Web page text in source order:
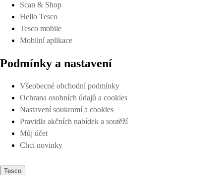
Scan & Shop
Hello Tesco
Tesco mobile
Mobilní aplikace
Podmínky a nastavení
Všeobecné obchodní podmínky
Ochrana osobních údajů a cookies
Nastavení soukromí a cookies
Pravidla akčních nabídek a soutěží
Můj účet
Chci novinky
Tesco